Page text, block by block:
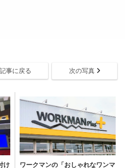
記事に戻る 次の写真